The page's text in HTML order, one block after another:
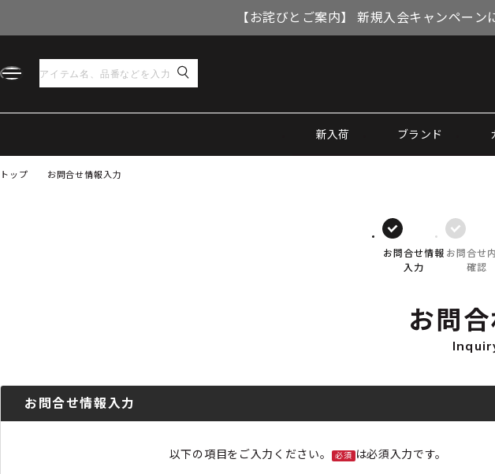
【お詫びとご案内】 新規入会キャンペー
新入荷 ブランド
トップ お問合せ情報入力
お問合せ情報
入力
お問合せ
確認
お問
お問合せ情報入力
以下の項目をご入力ください。 必須 は必須入力です。